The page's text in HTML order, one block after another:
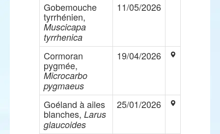
Gobemouche
tyrrhénien,
Muscicapa
tyrrhenica
11/05/2026
Cormoran
pygmée,
Microcarbo
pygmaeus
19/04/2026
Goéland à ailes
blanches, Larus
glaucoides
25/01/2026